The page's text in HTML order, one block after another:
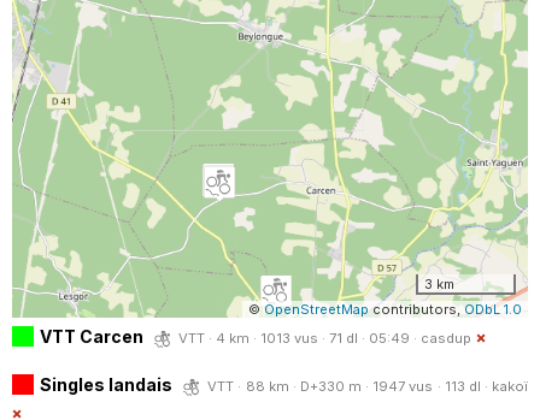
3 km
©OpenStreetMapcontributors, ODbL 1.0
VTT Carcen VTT · 4 km · 1013 vus · 71 dl · 05:49 · casdup
Singles landais VTT · 88 km · D+330 m · 1947 vus · 113 dl · kakoï